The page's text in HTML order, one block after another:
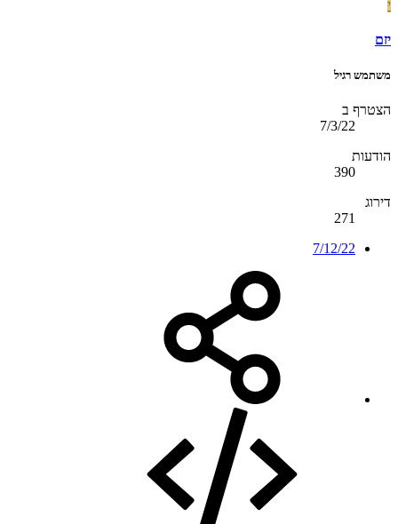
י
יזם
משתמש רגיל
הצטרף ב
7/3/22
הודעות
390
דירוג
271
7/12/22